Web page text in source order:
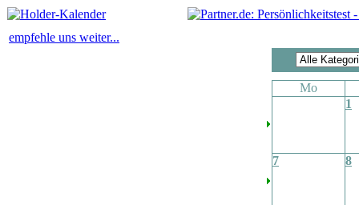
empfehle uns weiter...
Mo
1
7 8